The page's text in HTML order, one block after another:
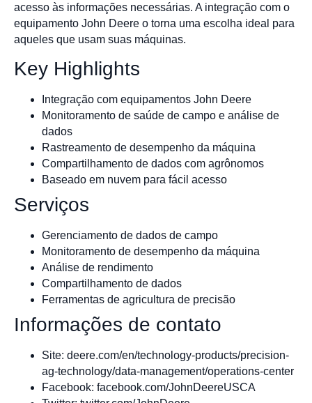
acesso às informações necessárias. A integração com o
equipamento John Deere o torna uma escolha ideal para
aqueles que usam suas máquinas.
Key Highlights
Integração com equipamentos John Deere
Monitoramento de saúde de campo e análise de
dados
Rastreamento de desempenho da máquina
Compartilhamento de dados com agrônomos
Baseado em nuvem para fácil acesso
Serviços
Gerenciamento de dados de campo
Monitoramento de desempenho da máquina
Análise de rendimento
Compartilhamento de dados
Ferramentas de agricultura de precisão
Informações de contato
Site: deere.com/en/technology-products/precision-
ag-technology/data-management/operations-center
Facebook: facebook.com/JohnDeereUSCA